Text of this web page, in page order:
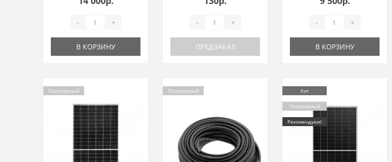
- +
В КОРЗИНУ
- +
ПРЕДЗАКАЗ
- +
В КОРЗИНУ
Популярный Популярный Хит
Популярный
Рекомендуем!